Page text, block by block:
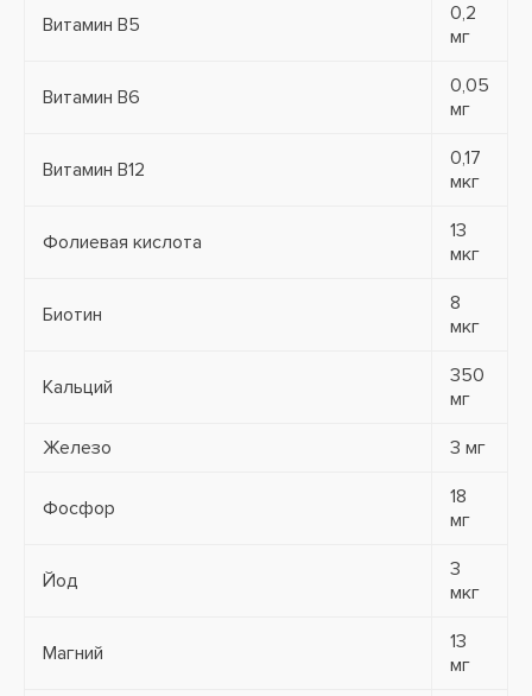
Витамин В5
0,2
мг
Витамин B6
0,05
мг
Витамин B12
0,17
мкг
Фолиевая кислота
13
мкг
Биотин
8
мкг
Кальций
350
мг
Железо 3 мг
Фосфор
18
мг
Йод
3
мкг
Магний
13
мг